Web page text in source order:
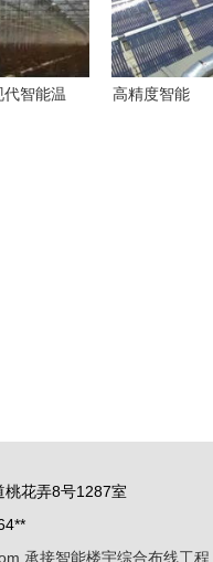
施工行业
变革
代智能温
高精度智能
桃花弄8号1287室
承接智能楼宇综合布线工程